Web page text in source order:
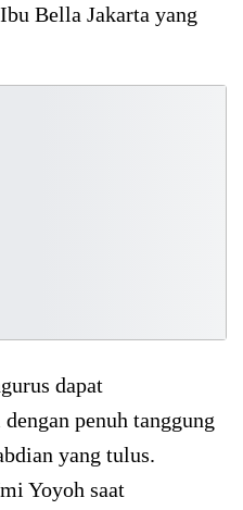
Bella Jakarta yang
dapat
penuh tanggung
yang tulus.
Yoyoh saat